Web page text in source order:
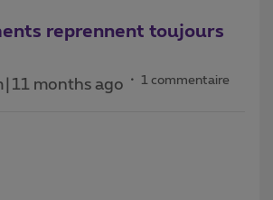
reprennent toujours
months ago 1 commentaire